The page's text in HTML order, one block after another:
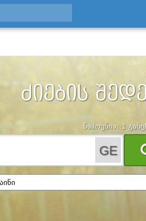
ᲫᲘᲔᲑᲘᲡ
ნაპოვნია: 1